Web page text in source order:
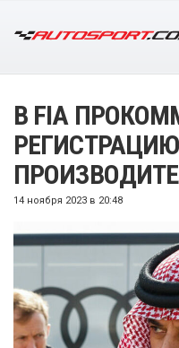
В FIA
РЕГИСТРАЦИЮ
14 ноября 2023 в 20:48